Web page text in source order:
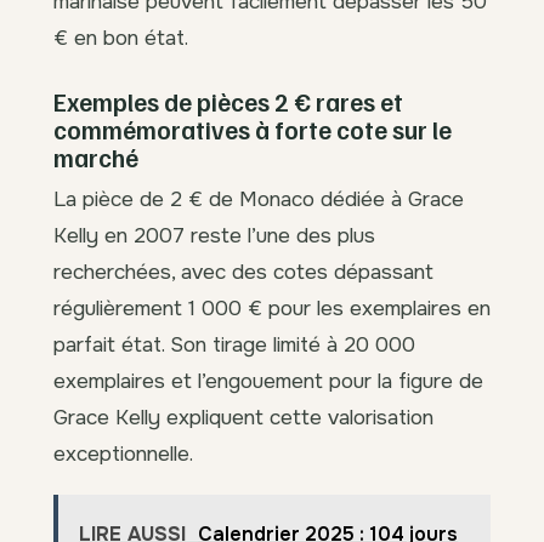
€ en bon état.
Exemples de pièces 2 € rares et
commémoratives à forte cote sur le
marché
La pièce de 2 € de Monaco dédiée à Grace
Kelly en 2007 reste l’une des plus
recherchées, avec des cotes dépassant
régulièrement 1 000 € pour les exemplaires en
parfait état. Son tirage limité à 20 000
exemplaires et l’engouement pour la figure de
Grace Kelly expliquent cette valorisation
exceptionnelle.
LIRE AUSSI Calendrier 2025 : 104 jours